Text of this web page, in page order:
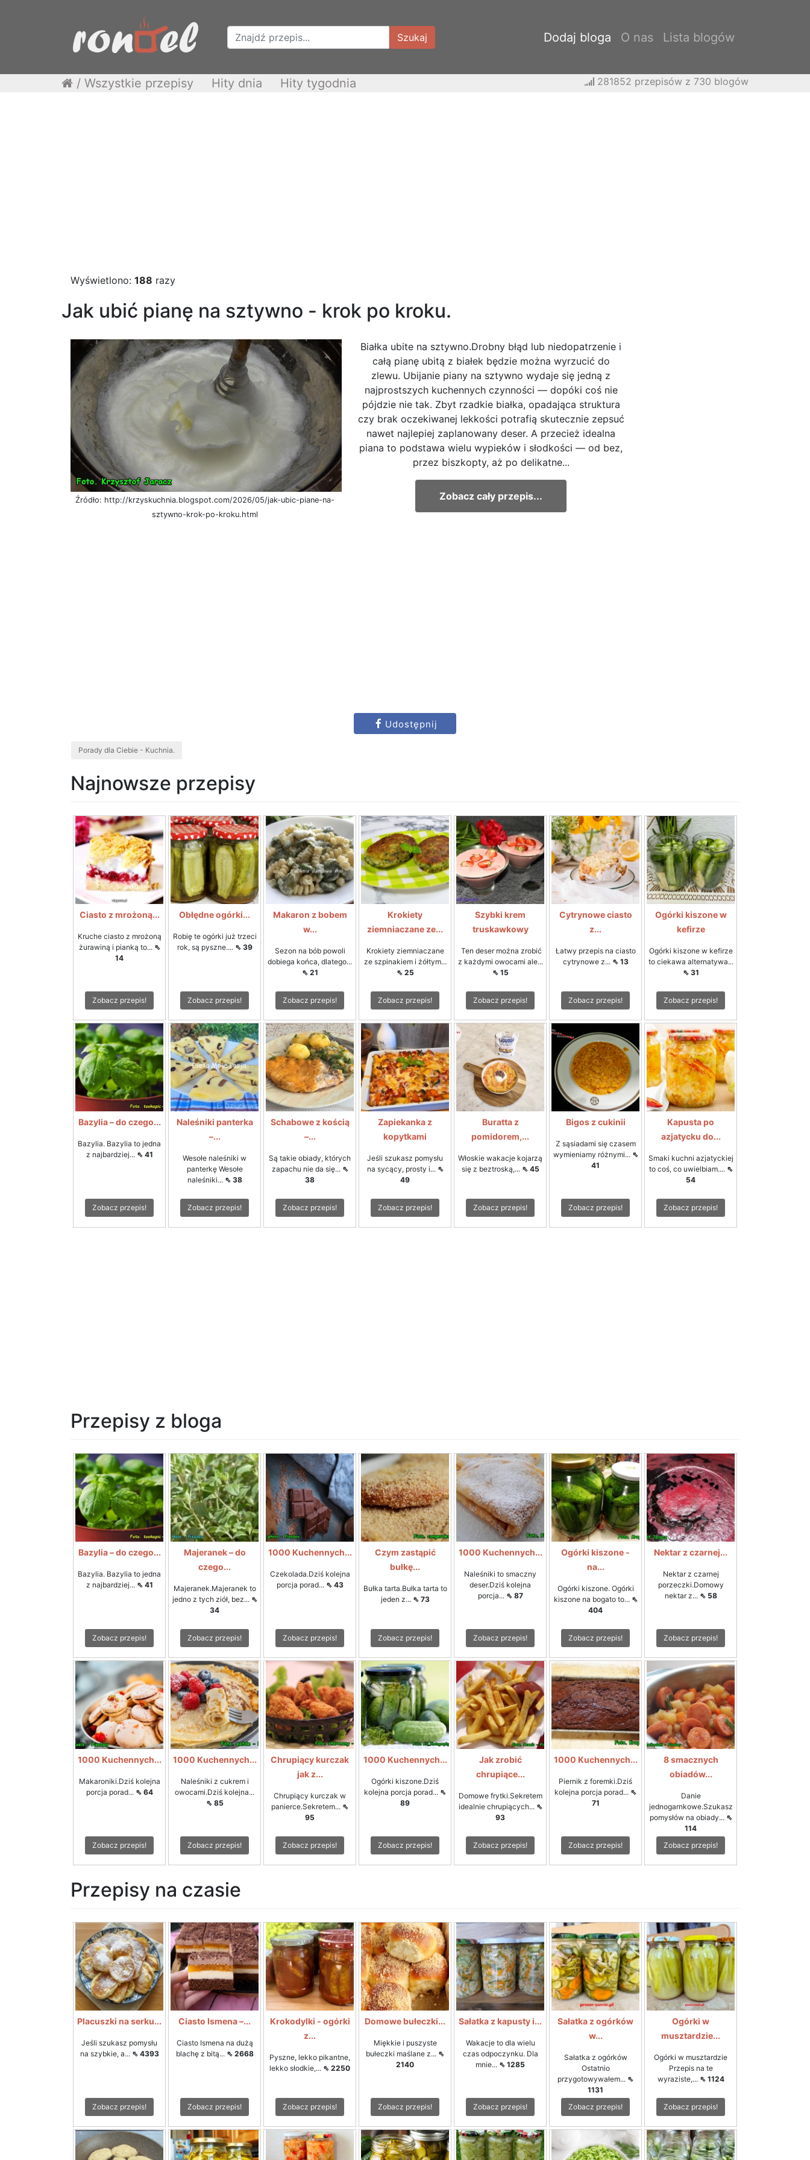
Szukaj Dodaj bloga O nas Lista blogów
/ Wszystkie przepisy Hity dnia Hity tygodnia 281852 przepisów z 730 blogów
Wyświetlono: 188 razy
Jak ubić pianę na sztywno - krok po kroku.
Źródło: http://krzyskuchnia.blogspot.com/2026/05/jak-ubic-piane-na-
sztywno-krok-po-kroku.html
Białka ubite na sztywno.Drobny błąd lub niedopatrzenie i
całą pianę ubitą z białek będzie można wyrzucić do
zlewu. Ubijanie piany na sztywno wydaje się jedną z
najprostszych kuchennych czynności — dopóki coś nie
pójdzie nie tak. Zbyt rzadkie białka, opadająca struktura
czy brak oczekiwanej lekkości potrafią skutecznie zepsuć
nawet najlepiej zaplanowany deser. A przecież idealna
piana to podstawa wielu wypieków i słodkości — od bez,
przez biszkopty, aż po delikatne...
Zobacz cały przepis...
Udostępnij
Porady dla Ciebie - Kuchnia.
Najnowsze przepisy
Ciasto z mrożoną...
Kruche ciasto z mrożoną
żurawiną i pianką to... ⇖
14
Zobacz przepis!
Obłędne ogórki...
Robię te ogórki już trzeci
rok, są pyszne.... ⇖ 39
Zobacz przepis!
Makaron z bobem
w...
Sezon na bób powoli
dobiega końca, dlatego...
⇖ 21
Zobacz przepis!
Krokiety
ziemniaczane ze...
Krokiety ziemniaczane
ze szpinakiem i żółtym...
⇖ 25
Zobacz przepis!
Szybki krem
truskawkowy
Ten deser można zrobić
z każdymi owocami ale...
⇖ 15
Zobacz przepis!
Cytrynowe ciasto
z...
Łatwy przepis na ciasto
cytrynowe z... ⇖ 13
Zobacz przepis!
Ogórki kiszone w
kefirze
Ogórki kiszone w kefirze
to ciekawa alternatywa...
⇖ 31
Zobacz przepis!
Bazylia – do czego...
Bazylia. Bazylia to jedna
z najbardziej... ⇖ 41
Zobacz przepis!
Naleśniki panterka
–...
Wesołe naleśniki w
panterkę Wesołe
naleśniki... ⇖ 38
Zobacz przepis!
Schabowe z kością
–...
Są takie obiady, których
zapachu nie da się... ⇖
38
Zobacz przepis!
Zapiekanka z
kopytkami
Jeśli szukasz pomysłu
na sycący, prosty i... ⇖
49
Zobacz przepis!
Buratta z
pomidorem,...
Włoskie wakacje kojarzą
się z beztroską,... ⇖ 45
Zobacz przepis!
Bigos z cukinii
Z sąsiadami się czasem
wymieniamy różnymi... ⇖
41
Zobacz przepis!
Kapusta po
azjatycku do...
Smaki kuchni azjatyckiej
to coś, co uwielbiam.... ⇖
54
Zobacz przepis!
Przepisy z bloga
Bazylia – do czego...
Bazylia. Bazylia to jedna
z najbardziej... ⇖ 41
Zobacz przepis!
Majeranek – do
czego...
Majeranek.Majeranek to
jedno z tych ziół, bez... ⇖
34
Zobacz przepis!
1000 Kuchennych...
Czekolada.Dziś kolejna
porcja porad... ⇖ 43
Zobacz przepis!
Czym zastąpić
bułkę...
Bułka tarta.Bułka tarta to
jeden z... ⇖ 73
Zobacz przepis!
1000 Kuchennych...
Naleśniki to smaczny
deser.Dziś kolejna
porcja... ⇖ 87
Zobacz przepis!
Ogórki kiszone -
na...
Ogórki kiszone. Ogórki
kiszone na bogato to... ⇖
404
Zobacz przepis!
Nektar z czarnej...
Nektar z czarnej
porzeczki.Domowy
nektar z... ⇖ 58
Zobacz przepis!
1000 Kuchennych...
Makaroniki.Dziś kolejna
porcja porad... ⇖ 64
Zobacz przepis!
1000 Kuchennych...
Naleśniki z cukrem i
owocami.Dziś kolejna...
⇖ 85
Zobacz przepis!
Chrupiący kurczak
jak z...
Chrupiący kurczak w
panierce.Sekretem... ⇖
95
Zobacz przepis!
1000 Kuchennych...
Ogórki kiszone.Dziś
kolejna porcja porad... ⇖
89
Zobacz przepis!
Jak zrobić
chrupiące...
Domowe frytki.Sekretem
idealnie chrupiących... ⇖
93
Zobacz przepis!
1000 Kuchennych...
Piernik z foremki.Dziś
kolejna porcja porad... ⇖
71
Zobacz przepis!
8 smacznych
obiadów...
Danie
jednogarnkowe.Szukasz
pomysłów na obiady... ⇖
114
Zobacz przepis!
Przepisy na czasie
Placuszki na serku...
Jeśli szukasz pomysłu
na szybkie, a... ⇖ 4393
Zobacz przepis!
Ciasto Ismena –...
Ciasto Ismena na dużą
blachę z bitą... ⇖ 2668
Zobacz przepis!
Krokodylki - ogórki
z...
Pyszne, lekko pikantne,
lekko słodkie,... ⇖ 2250
Zobacz przepis!
Domowe bułeczki...
Miękkie i puszyste
bułeczki maślane z... ⇖
2140
Zobacz przepis!
Sałatka z kapusty i...
Wakacje to dla wielu
czas odpoczynku. Dla
mnie... ⇖ 1285
Zobacz przepis!
Sałatka z ogórków
w...
Sałatka z ogórków
Ostatnio
przygotowywałem... ⇖
1131
Zobacz przepis!
Ogórki w
musztardzie...
Ogórki w musztardzie
Przepis na te
wyraziste,... ⇖ 1124
Zobacz przepis!